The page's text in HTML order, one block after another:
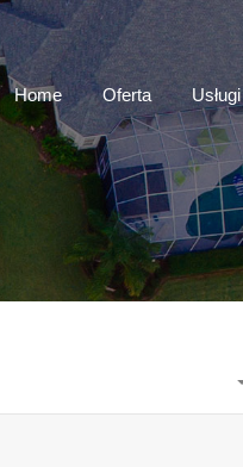
Home Oferta Usługi